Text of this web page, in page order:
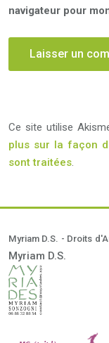
navigateur pour
Ce site utilise
plus sur la façon
sont traitées.
Myriam D.S. - Droits
Myriam D.S.